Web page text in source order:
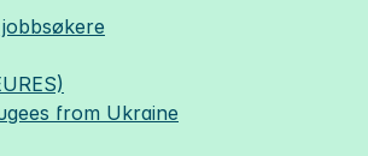
from Ukraine